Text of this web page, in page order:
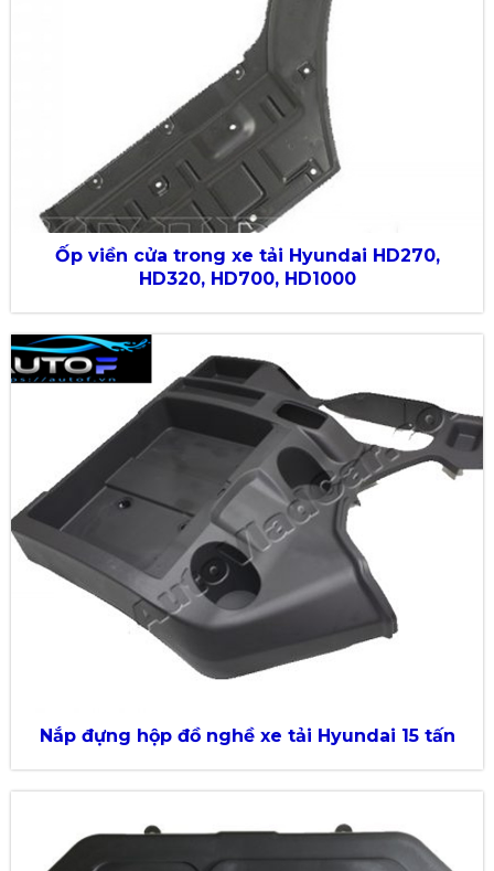
Ốp viền cửa trong xe tải Hyundai HD270,
HD320, HD700, HD1000
Nắp đựng hộp đồ nghề xe tải Hyundai 15 tấn